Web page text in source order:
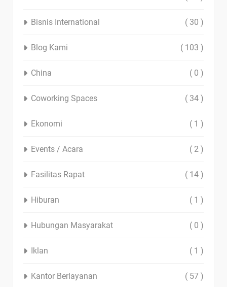
Bisnis International ( 30 )
Blog Kami ( 103 )
China ( 0 )
Coworking Spaces ( 34 )
Ekonomi ( 1 )
Events / Acara ( 2 )
Fasilitas Rapat ( 14 )
Hiburan ( 1 )
Hubungan Masyarakat ( 0 )
Iklan ( 1 )
Kantor Berlayanan ( 57 )